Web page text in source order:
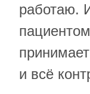
работаю.
и всё